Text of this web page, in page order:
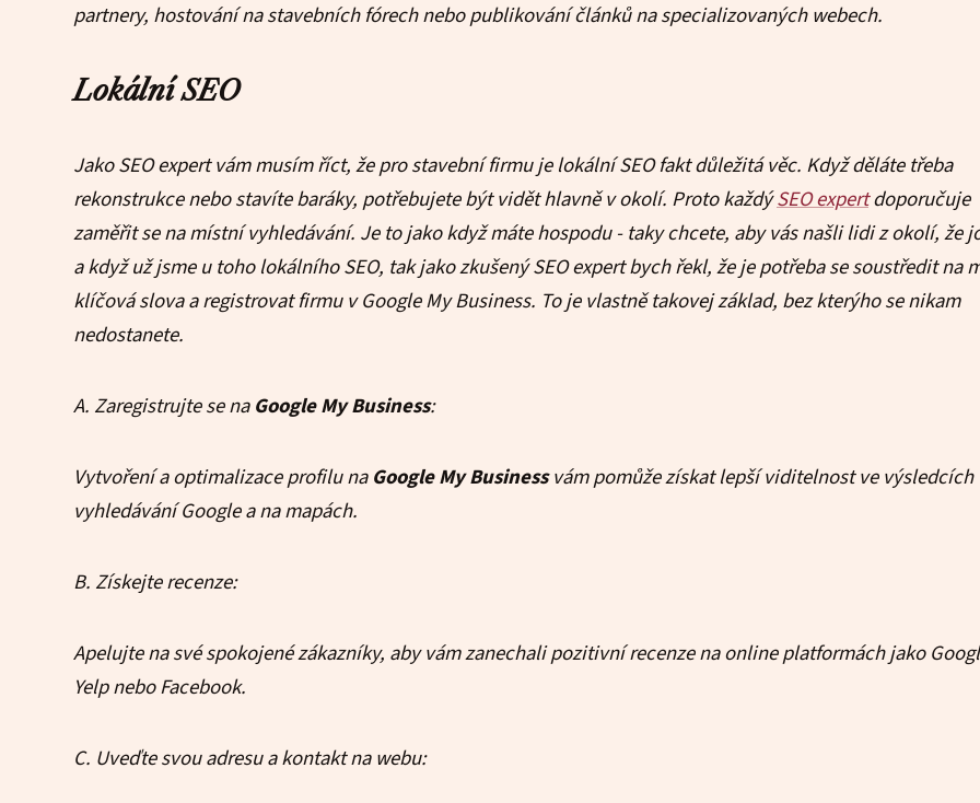
partnery, hostování na stavebních fórech nebo publikování článků na specializovaných webech.
Lokální SEO
Jako SEO expert vám musím říct, že pro stavební firmu je lokální SEO fakt důležitá věc. Když děláte třeba
rekonstrukce nebo stavíte baráky, potřebujete být vidět hlavně v okolí. Proto každýSEO expertdoporučuje
zaměřit se na místní vyhledávání. Je to jako když máte hospodu - taky chcete, aby vás našli lidi z okolí, že
a když už jsme u toho lokálního SEO, tak jako zkušený SEO expert bych řekl, že je potřeba se soustředit na
klíčová slova a registrovat firmu v Google My Business. To je vlastně takovej základ, bez kterýho se nikam
nedostanete.
A. Zaregistrujte se naGoogle My Business:
Vytvoření a optimalizace profilu naGoogle My Businessvám pomůže získat lepší viditelnost ve výsledcích
vyhledávání Google a na mapách.
B. Získejte recenze:
Apelujte na své spokojené zákazníky, aby vám zanechali pozitivní recenze na online platformách jako
Yelp nebo Facebook.
C. Uveďte svou adresu a kontakt na webu: